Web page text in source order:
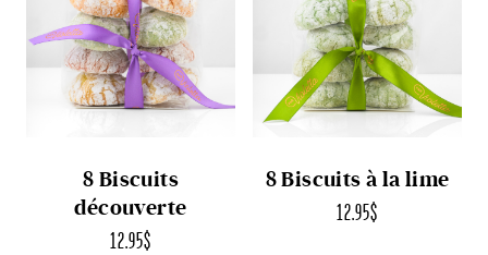
8 Biscuits
découverte
12.95$
8 Biscuits à la lime
12.95$